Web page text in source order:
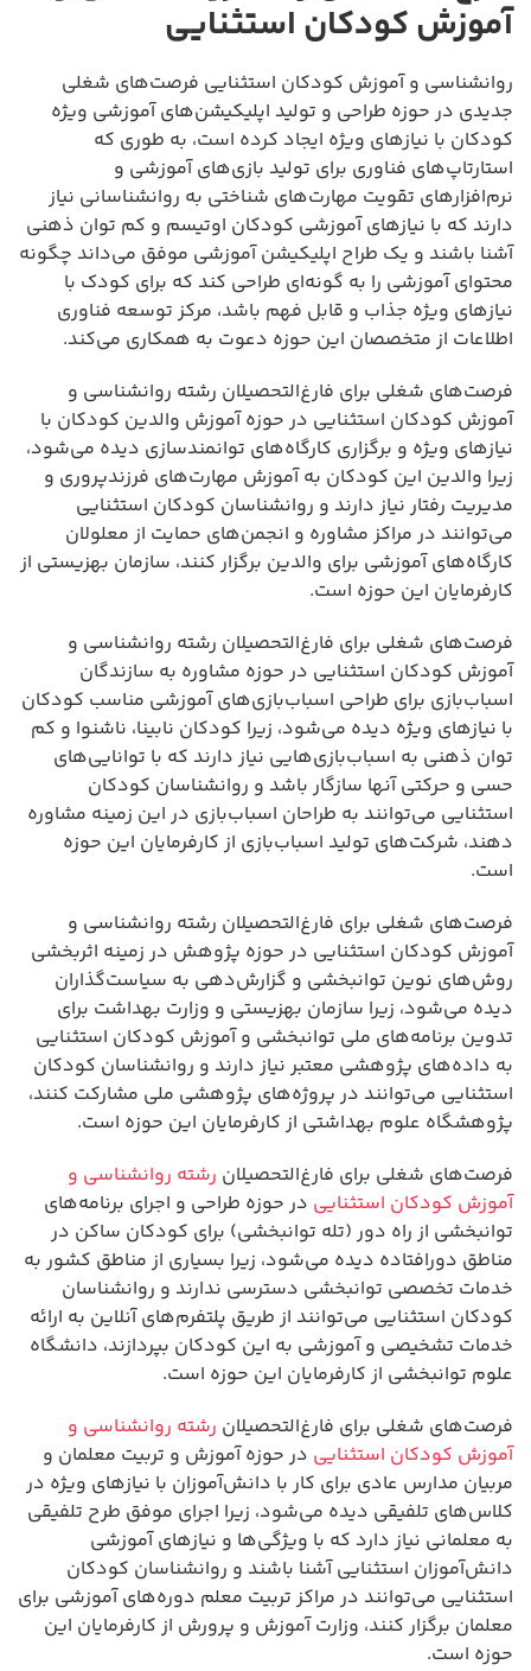
آموزش کودکان استثنایی
روانشناسی و آموزش کودکان استثنایی فرصت‌های شغلی
جدیدی در حوزه طراحی و تولید اپلیکیشن‌های آموزشی ویژه
کودکان با نیازهای ویژه ایجاد کرده است، به طوری که
استارتاپ‌های فناوری برای تولید بازی‌های آموزشی و
نرم‌افزارهای تقویت مهارت‌های شناختی به روانشناسانی نیاز
دارند که با نیازهای آموزشی کودکان اوتیسم و کم توان ذهنی
آشنا باشند و یک طراح اپلیکیشن آموزشی موفق می‌داند چگونه
محتوای آموزشی را به گونه‌ای طراحی کند که برای کودک با
نیازهای ویژه جذاب و قابل فهم باشد، مرکز توسعه فناوری
اطلاعات از متخصصان این حوزه دعوت به همکاری می‌کند.
فرصت‌های شغلی برای فارغ‌التحصیلان رشته روانشناسی و
آموزش کودکان استثنایی در حوزه آموزش والدین کودکان با
نیازهای ویژه و برگزاری کارگاه‌های توانمندسازی دیده می‌شود،
زیرا والدین این کودکان به آموزش مهارت‌های فرزندپروری و
مدیریت رفتار نیاز دارند و روانشناسان کودکان استثنایی
می‌توانند در مراکز مشاوره و انجمن‌های حمایت از معلولان
کارگاه‌های آموزشی برای والدین برگزار کنند، سازمان بهزیستی از
کارفرمایان این حوزه است.
فرصت‌های شغلی برای فارغ‌التحصیلان رشته روانشناسی و
آموزش کودکان استثنایی در حوزه مشاوره به سازندگان
اسباب‌بازی برای طراحی اسباب‌بازی‌های آموزشی مناسب کودکان
با نیازهای ویژه دیده می‌شود، زیرا کودکان نابینا، ناشنوا و کم
توان ذهنی به اسباب‌بازی‌هایی نیاز دارند که با توانایی‌های
حسی و حرکتی آنها سازگار باشد و روانشناسان کودکان
استثنایی می‌توانند به طراحان اسباب‌بازی در این زمینه مشاوره
دهند، شرکت‌های تولید اسباب‌بازی از کارفرمایان این حوزه
است.
فرصت‌های شغلی برای فارغ‌التحصیلان رشته روانشناسی و
آموزش کودکان استثنایی در حوزه پژوهش در زمینه اثربخشی
روش‌های نوین توانبخشی و گزارش‌دهی به سیاست‌گذاران
دیده می‌شود، زیرا سازمان بهزیستی و وزارت بهداشت برای
تدوین برنامه‌های ملی توانبخشی و آموزش کودکان استثنایی
به داده‌های پژوهشی معتبر نیاز دارند و روانشناسان کودکان
استثنایی می‌توانند در پروژه‌های پژوهشی ملی مشارکت کنند،
پژوهشگاه علوم بهداشتی از کارفرمایان این حوزه است.
فرصت‌های شغلی برای فارغ‌التحصیلان رشته روانشناسی و
آموزش کودکان استثنایی در حوزه طراحی و اجرای برنامه‌های
توانبخشی از راه دور (تله توانبخشی) برای کودکان ساکن در
مناطق دورافتاده دیده می‌شود، زیرا بسیاری از مناطق کشور به
خدمات تخصصی توانبخشی دسترسی ندارند و روانشناسان
کودکان استثنایی می‌توانند از طریق پلتفرم‌های آنلاین به ارائه
خدمات تشخیصی و آموزشی به این کودکان بپردازند، دانشگاه
علوم توانبخشی از کارفرمایان این حوزه است.
فرصت‌های شغلی برای فارغ‌التحصیلان رشته روانشناسی و
آموزش کودکان استثنایی در حوزه آموزش و تربیت معلمان و
مربیان مدارس عادی برای کار با دانش‌آموزان با نیازهای ویژه در
کلاس‌های تلفیقی دیده می‌شود، زیرا اجرای موفق طرح تلفیقی
به معلمانی نیاز دارد که با ویژگی‌ها و نیازهای آموزشی
دانش‌آموزان استثنایی آشنا باشند و روانشناسان کودکان
استثنایی می‌توانند در مراکز تربیت معلم دوره‌های آموزشی برای
معلمان برگزار کنند، وزارت آموزش و پرورش از کارفرمایان این
حوزه است.